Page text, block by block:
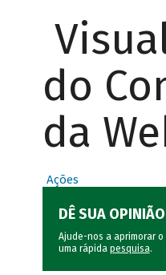
do
da
Ações
DÊ SUA OPINIÃO
Ajude-nos a aprimorar o
uma rápida pesquisa.